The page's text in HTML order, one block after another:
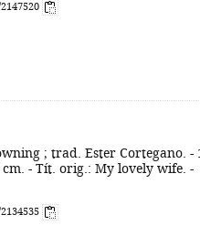
; trad. Ester Cortegano. -
cm. - Tít. orig.: My lovely wife. -